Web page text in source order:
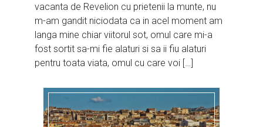
vacanta de Revelion cu prietenii la munte, nu
m-am gandit niciodata ca in acel moment am
langa mine chiar viitorul sot, omul care mi-a
fost sortit sa-mi fie alaturi si sa ii fiu alaturi
pentru toata viata, omul cu care voi […]